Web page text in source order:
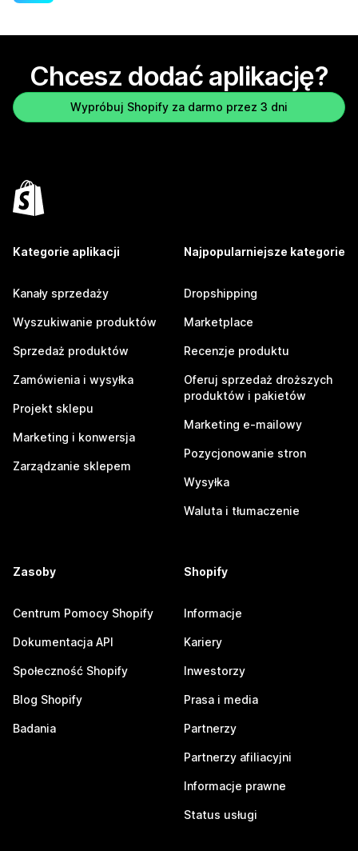
Chcesz dodać aplikację?
Wypróbuj Shopify za darmo przez 3 dni
Kategorie aplikacji
Kanały sprzedaży
Wyszukiwanie produktów
Sprzedaż produktów
Zamówienia i wysyłka
Projekt sklepu
Marketing i konwersja
Zarządzanie sklepem
Najpopularniejsze kategorie
Dropshipping
Marketplace
Recenzje produktu
Oferuj sprzedaż droższych
produktów i pakietów
Marketing e-mailowy
Pozycjonowanie stron
Wysyłka
Waluta i tłumaczenie
Zasoby
Centrum Pomocy Shopify
Dokumentacja API
Społeczność Shopify
Blog Shopify
Badania
Shopify
Informacje
Kariery
Inwestorzy
Prasa i media
Partnerzy
Partnerzy afiliacyjni
Informacje prawne
Status usługi